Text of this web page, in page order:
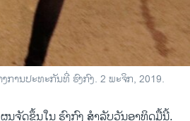
ການ​ປະ​ທະ​ກັນ​ທີ່ ຮົງ​ກົງ. 2 ພະ​ຈິກ, 2019.